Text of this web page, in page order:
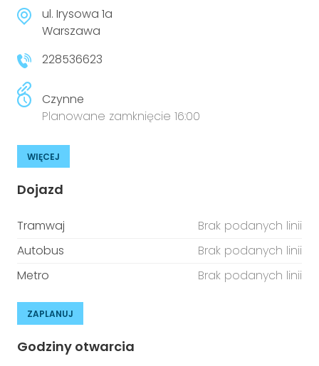
niepełnosprawnościami
Prawa osób z niepełnosprawnościami
Aktualności
Urządzenia IoT
ul. Irysowa 1a
Warszawa
228536623
Czynne
Planowane zamknięcie 16:00
WIĘCEJ
Dojazd
Tramwaj
Brak podanych linii
Autobus
Brak podanych linii
Metro
Brak podanych linii
ZAPLANUJ
Godziny otwarcia